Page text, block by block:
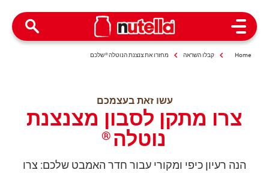
Home קבלו השראה מחזרו את צנצנת הנוטלה®שלכם
עשו זאת בעצמכם
צרו מתקן לסבון מצנצנת
נוטלה ®
הנה רעיון כיפי ומקורי עבור חדר האמבט שלכם: צרו